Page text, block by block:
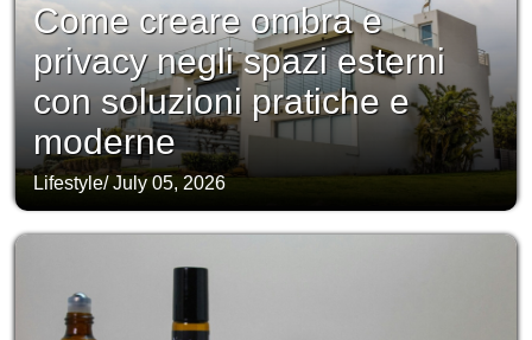
Come creare ombra e
privacy negli spazi esterni
con soluzioni pratiche e
moderne
Lifestyle/July 05, 2026